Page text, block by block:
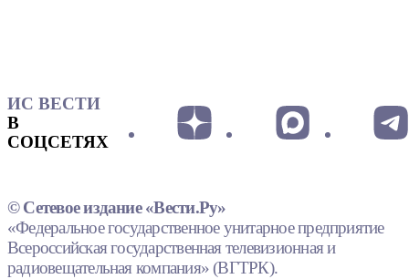
ИС ВЕСТИ
В
СОЦСЕТЯХ
© Сетевое издание «Вести.Ру»
«Федеральное государственное унитарное предприятие
Всероссийская государственная телевизионная и
радиовещательная компания» (ВГТРК).